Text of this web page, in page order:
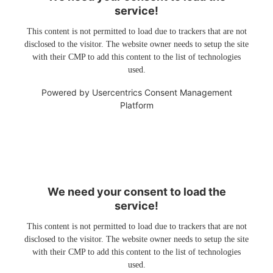
service!
This content is not permitted to load due to trackers that are not
disclosed to the visitor. The website owner needs to setup the site
with their CMP to add this content to the list of technologies
used.
Powered by Usercentrics Consent Management
Platform
We need your consent to load the
service!
This content is not permitted to load due to trackers that are not
disclosed to the visitor. The website owner needs to setup the site
with their CMP to add this content to the list of technologies
used.